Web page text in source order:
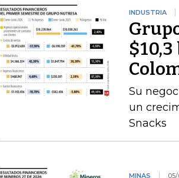
INDUSTRIA
Su
un
Snacks
MINAS